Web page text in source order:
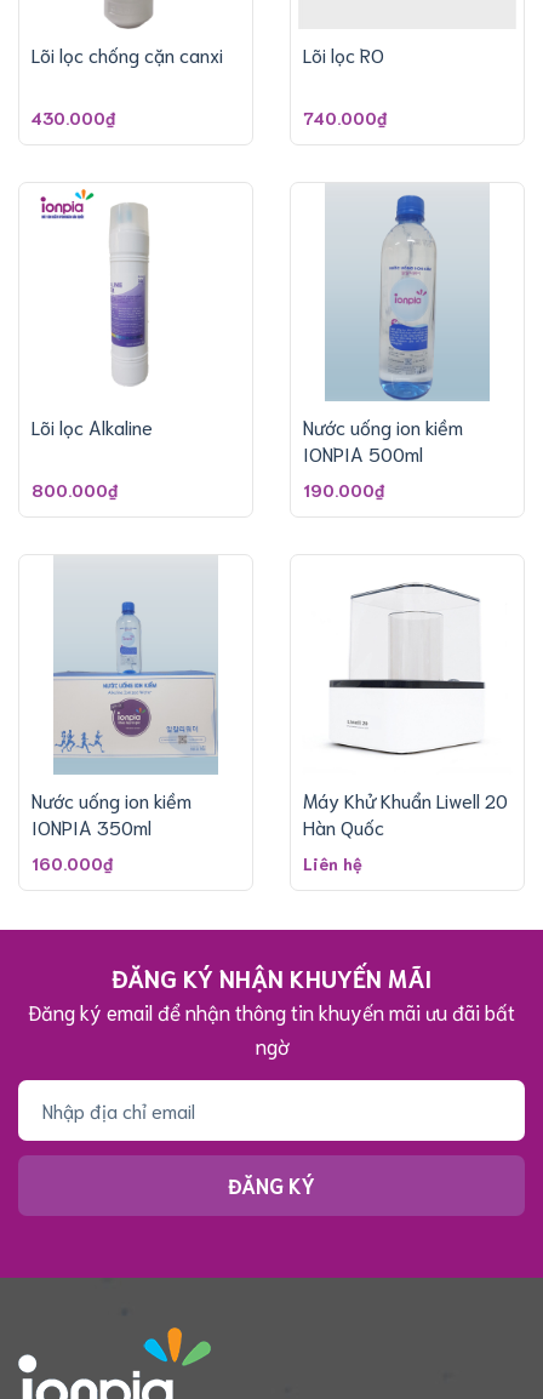
Lõi lọc chống cặn canxi
430.000₫
Lõi lọc RO
740.000₫
Lõi lọc Alkaline
800.000₫
Nước uống ion kiềm
IONPIA 500ml
190.000₫
Nước uống ion kiềm
IONPIA 350ml
160.000₫
Máy Khử Khuẩn Liwell 20
Hàn Quốc
Liên hệ
ĐĂNG KÝ NHẬN KHUYẾN MÃI
Đăng ký email để nhận thông tin khuyến mãi ưu đãi bất
ngờ
ĐĂNG KÝ